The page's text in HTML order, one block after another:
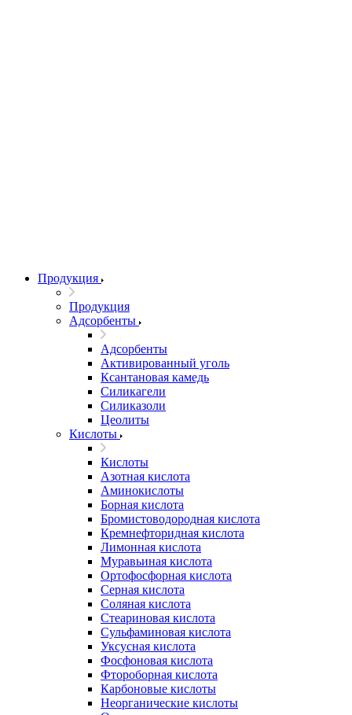
Продукция
Продукция
Адсорбенты
Адсорбенты
Активированный уголь
Ксантановая камедь
Силикагели
Силиказоли
Цеолиты
Кислоты
Кислоты
Азотная кислота
Аминокислоты
Борная кислота
Бромистоводородная кислота
Кремнефторидная кислота
Лимонная кислота
Муравьиная кислота
Ортофосфорная кислота
Серная кислота
Соляная кислота
Стеариновая кислота
Сульфаминовая кислота
Уксусная кислота
Фосфоновая кислота
Фтороборная кислота
Карбоновые кислоты
Неорганические кислоты